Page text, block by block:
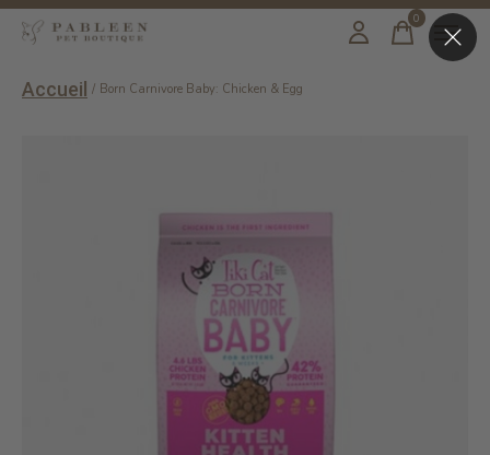
0items
Accueil / Born Carnivore Baby: Chicken & Egg